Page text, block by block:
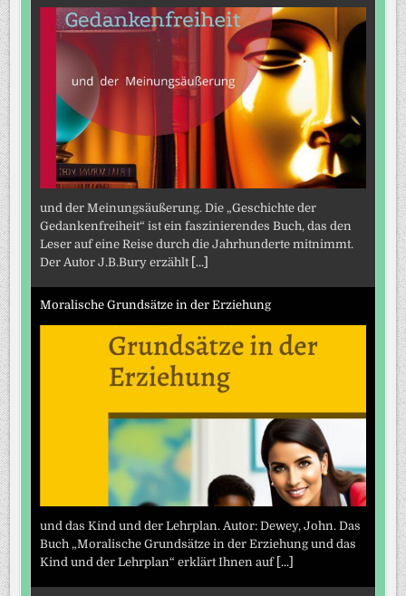
und der Meinungsäußerung. Die „Geschichte der
Gedankenfreiheit“ ist ein faszinierendes Buch, das den
Leser auf eine Reise durch die Jahrhunderte mitnimmt.
Der Autor J.B.Bury erzählt [...]
Moralische Grundsätze in der Erziehung
und das Kind und der Lehrplan. Autor: Dewey, John. Das
Buch „Moralische Grundsätze in der Erziehung und das
Kind und der Lehrplan“ erklärt Ihnen auf [...]